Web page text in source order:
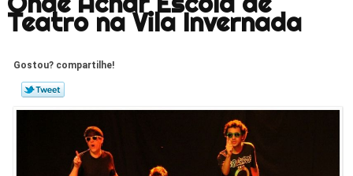
Teatro na Vila Invernada
Gostou? compartilhe!